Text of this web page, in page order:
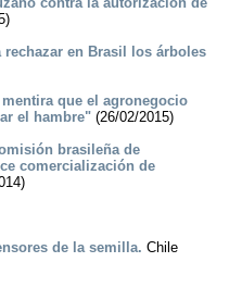
en Brasil los árboles
que el agronegocio
el hambre" (26/02/2015)
brasileña de
comercialización de
de la semilla. Chile